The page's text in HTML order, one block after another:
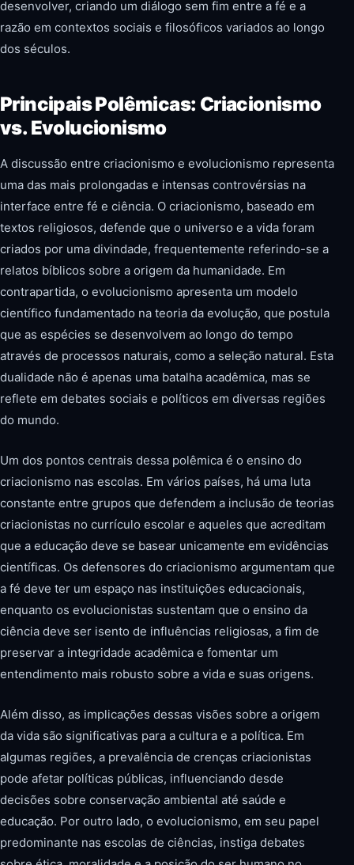
desenvolver, criando um diálogo sem fim entre a fé e a
razão em contextos sociais e filosóficos variados ao longo
dos séculos.
Principais Polêmicas: Criacionismo
vs. Evolucionismo
A discussão entre criacionismo e evolucionismo representa
uma das mais prolongadas e intensas controvérsias na
interface entre fé e ciência. O criacionismo, baseado em
textos religiosos, defende que o universo e a vida foram
criados por uma divindade, frequentemente referindo-se a
relatos bíblicos sobre a origem da humanidade. Em
contrapartida, o evolucionismo apresenta um modelo
científico fundamentado na teoria da evolução, que postula
que as espécies se desenvolvem ao longo do tempo
através de processos naturais, como a seleção natural. Esta
dualidade não é apenas uma batalha acadêmica, mas se
reflete em debates sociais e políticos em diversas regiões
do mundo.
Um dos pontos centrais dessa polêmica é o ensino do
criacionismo nas escolas. Em vários países, há uma luta
constante entre grupos que defendem a inclusão de teorias
criacionistas no currículo escolar e aqueles que acreditam
que a educação deve se basear unicamente em evidências
científicas. Os defensores do criacionismo argumentam que
a fé deve ter um espaço nas instituições educacionais,
enquanto os evolucionistas sustentam que o ensino da
ciência deve ser isento de influências religiosas, a fim de
preservar a integridade acadêmica e fomentar um
entendimento mais robusto sobre a vida e suas origens.
Além disso, as implicações dessas visões sobre a origem
da vida são significativas para a cultura e a política. Em
algumas regiões, a prevalência de crenças criacionistas
pode afetar políticas públicas, influenciando desde
decisões sobre conservação ambiental até saúde e
educação. Por outro lado, o evolucionismo, em seu papel
predominante nas escolas de ciências, instiga debates